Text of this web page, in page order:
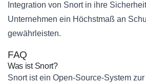
Integration von Snort in ihre
Unternehmen ein Höchstmaß an
gewährleisten.
FAQ
Was ist Snort?
Snort ist ein Open-Source-System